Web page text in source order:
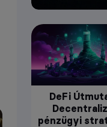
DeFi
pénzügyi